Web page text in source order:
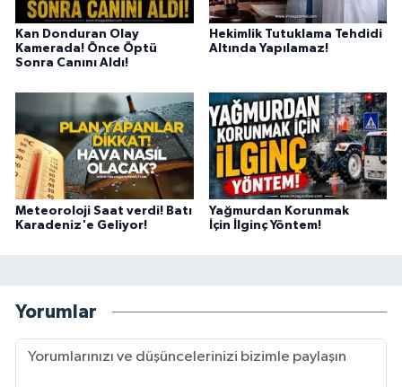
Kan Donduran Olay
Kamerada! Önce Öptü
Sonra Canını Aldı!
Hekimlik Tutuklama Tehdidi
Altında Yapılamaz!
Meteoroloji Saat verdi! Batı
Karadeniz'e Geliyor!
Yağmurdan Korunmak
İçin İlginç Yöntem!
Yorumlar